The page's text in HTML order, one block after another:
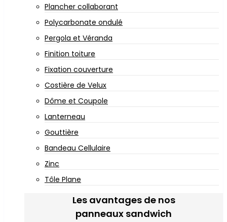
Plancher collaborant
Polycarbonate ondulé
Pergola et Véranda
Finition toiture
Fixation couverture
Costière de Velux
Dôme et Coupole
Lanterneau
Gouttière
Bandeau Cellulaire
Zinc
Tôle Plane
Les avantages de nos
panneaux sandwich